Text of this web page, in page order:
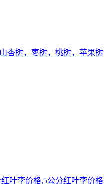
杏树，枣树，桃树，苹果树
叶李价格,5公分红叶李价格